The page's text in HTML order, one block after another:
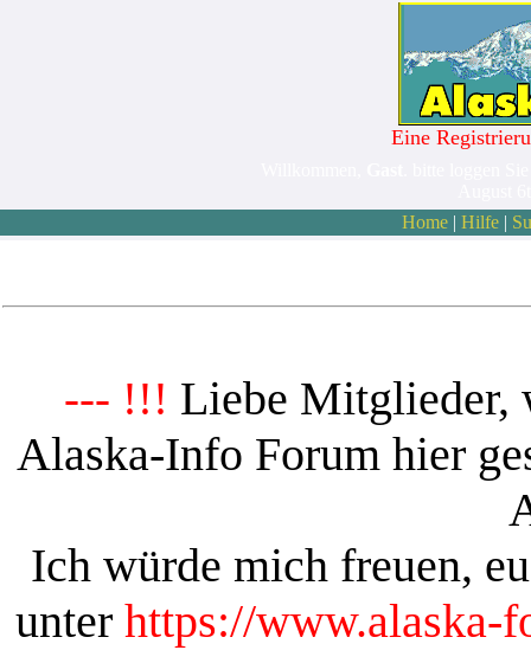
Eine
Home| Hilfe|
--- !!! Liebe Mitglieder,
Alaska-Info Forum hier
Ich würde mich freuen,
unter https://www.alaska-